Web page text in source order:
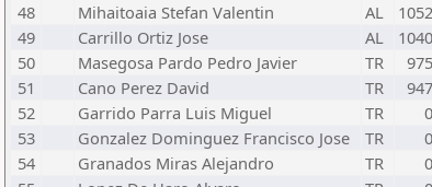
48
Mihaitoaia Stefan Valentin AL 1052
49
Carrillo Ortiz Jose AL 1040
50
Masegosa Pardo Pedro Javier TR 975
51
Cano Perez David TR 947
52
Garrido Parra Luis Miguel TR 0
53
Gonzalez Dominguez Francisco Jose TR 0
54
Granados Miras Alejandro TR 0